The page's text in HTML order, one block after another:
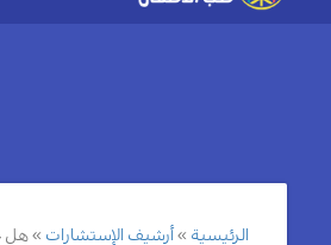
الرئيسية أرشيف الإستشارات
هل